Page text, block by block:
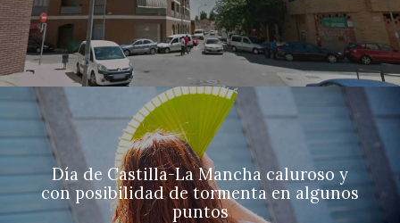
Día de Castilla-La Mancha caluroso y
con posibilidad de tormenta en algunos
puntos